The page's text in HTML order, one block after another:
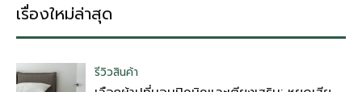
เรื่องใหม่ล่าสุด
รีวิวสินค้า